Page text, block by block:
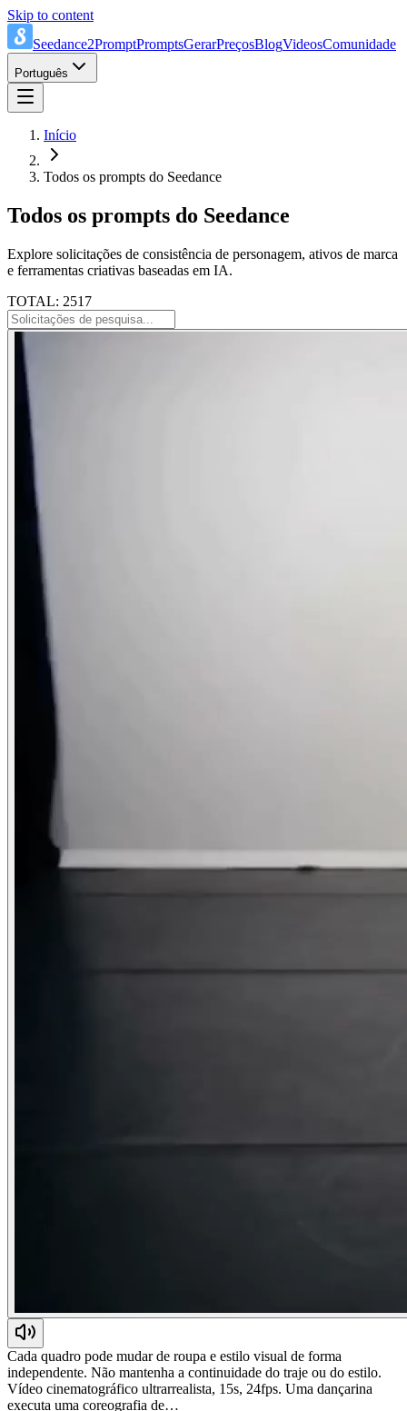
Skip to content
Seedance2PromptPromptsGerarPreçosBlogVideosComunidade
Português
Início
Todos os prompts do Seedance
Todos os prompts do Seedance
Explore solicitações de consistência de personagem, ativos de marca
e ferramentas criativas baseadas em IA.
TOTAL: 2517
Cada quadro pode mudar de roupa e estilo visual de forma
independente. Não mantenha a continuidade do traje ou do estilo.
Vídeo cinematográfico ultrarrealista, 15s, 24fps. Uma dançarina
executa uma coreografia de…